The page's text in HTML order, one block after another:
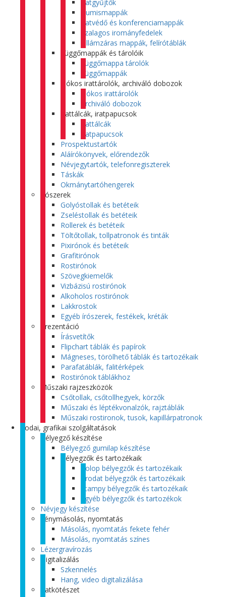
Iratgyűjtők
Gumismappák
Iratvédő és konferenciamappák
Szalagos irományfedelek
Villámzáras mappák, felírótáblák
Függőmappák és tárolóik
Függőmappa tárolók
Függőmappák
Fiókos irattárolók, archiváló dobozok
Fiókos irattárolók
Archiváló dobozok
Irattálcák, iratpapucsok
Irattálcák
Iratpapucsok
Prospektustartók
Aláírókönyvek, előrendezők
Névjegytartók, telefonregiszterek
Táskák
Okmánytartóhengerek
Írószerek
Golyóstollak és betéteik
Zseléstollak és betéteik
Rollerek és betéteik
Töltőtollak, tollpatronok és tinták
Pixirónok és betéteik
Grafitirónok
Rostirónok
Szövegkiemelők
Vizbázisú rostirónok
Alkoholos rostirónok
Lakkrostok
Egyéb írószerek, festékek, kréták
Prezentáció
Írásvetítők
Flipchart táblák és papírok
Mágneses, törölhető táblák és tartozékaik
Parafatáblák, falitérképek
Rostirónok táblákhoz
Műszaki rajzeszközök
Csőtollak, csőtollhegyek, körzők
Műszaki és léptékvonalzók, rajztáblák
Műszaki rostironok, tusok, kapillárpatronok
Irodai, grafikai szolgáltatások
Bélyegző készítése
Bélyegző gumilap készítése
Bélyegzők és tartozékaik
Colop bélyegzők és tartozékaik
Trodat bélyegzők és tartozékaik
Stampy bélyegzők és tartozékaik
Egyéb bélyegzők és tartozékok
Névjegy készítése
Fénymásolás, nyomtatás
Másolás, nyomtatás fekete fehér
Másolás, nyomtatás színes
Lézergravírozás
Digitalizálás
Szkennelés
Hang, video digitalizálása
Iratkötészet